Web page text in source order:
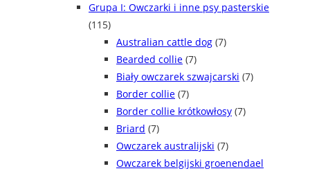
Grupa I: Owczarki i inne psy pasterskie
(115)
Australian cattle dog (7)
Bearded collie (7)
Biały owczarek szwajcarski (7)
Border collie (7)
Border collie krótkowłosy (7)
Briard (7)
Owczarek australijski (7)
Owczarek belgijski groenendael